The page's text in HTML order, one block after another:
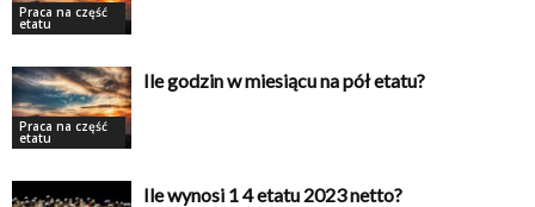
Praca na część
etatu
Praca na część
etatu
Ile godzin w miesiącu na pół etatu?
Ile wynosi 1 4 etatu 2023 netto?